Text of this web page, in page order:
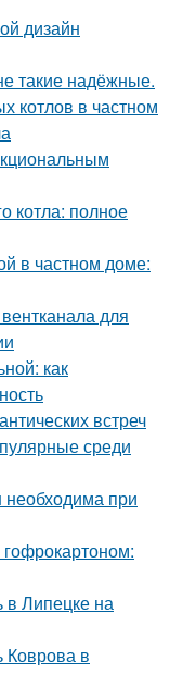
дизайн
такие надёжные.
котлов в частном
котла: полное
в частном доме:
для
как
встреч
среди
при
в Липецке на
Коврова в